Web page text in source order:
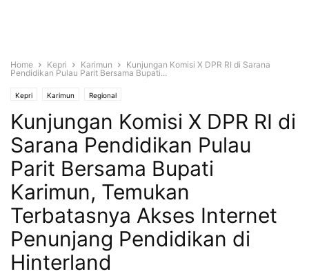
Home Kepri Karimun
Kunjungan Komisi X DPR RI di Sarana
Pendidikan Pulau Parit Bersama Bupati...
Kepri Karimun Regional
Kunjungan Komisi X DPR RI di
Sarana Pendidikan Pulau
Parit Bersama Bupati
Karimun, Temukan
Terbatasnya Akses Internet
Penunjang Pendidikan di
Hinterland